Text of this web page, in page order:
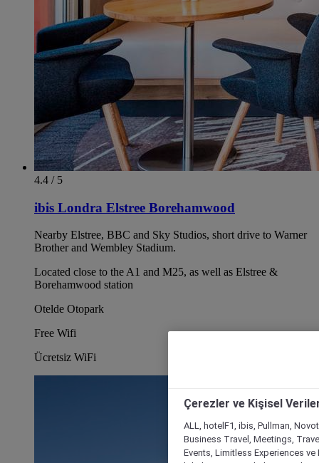
4.4 / 5
ibis Londra Elstree Borehamwood
Nearby Elstree, BBC and Sky Studios, short drive to Warner
Brother and Wembley Stadium.
Located close to the A1 and M25, as well as Elstree &
Borehamwood station
Otelde Otopark
Free Wifi
Ücretsiz WiFi
Çerezler ve Kişisel
ALL, hotelF1, ibis, Pullman,
Business Travel, Meetings,
Events, Limitless Experiences